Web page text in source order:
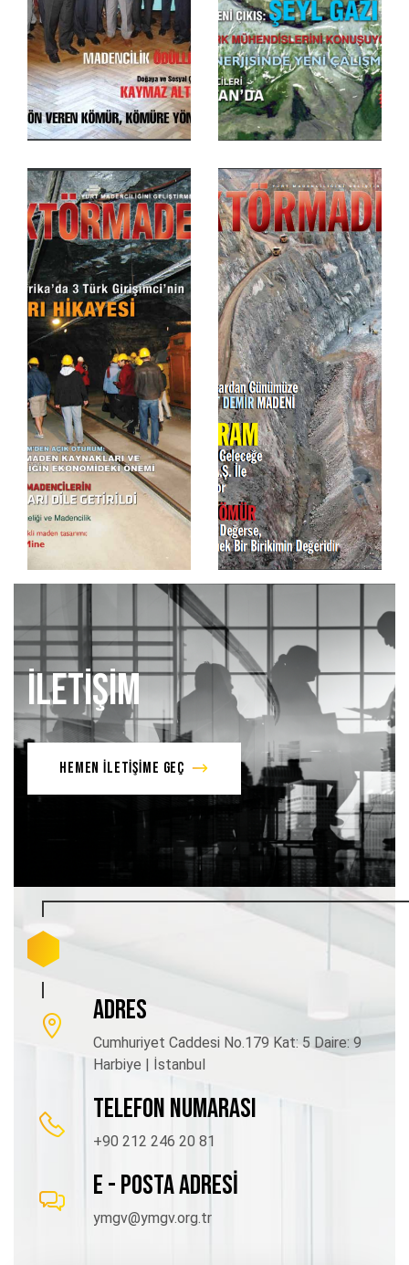
İLETİŞİM
HEMEN İLETİŞİME GEÇ
ADRES
Cumhuriyet Caddesi No.179 Kat: 5 Daire: 9
Harbiye | İstanbul
TELEFON NUMARASI
+90 212 246 20 81
E - POSTA ADRESİ
ymgv@ymgv.org.tr